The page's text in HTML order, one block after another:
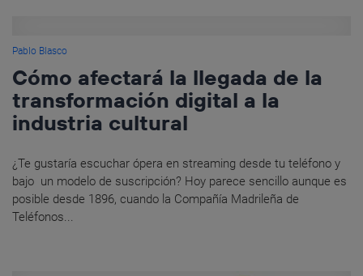
Pablo Blasco
Cómo afectará la llegada de la
transformación digital a la
industria cultural
¿Te gustaría escuchar ópera en streaming desde tu teléfono y
bajo un modelo de suscripción? Hoy parece sencillo aunque es
posible desde 1896, cuando la Compañía Madrileña de
Teléfonos...